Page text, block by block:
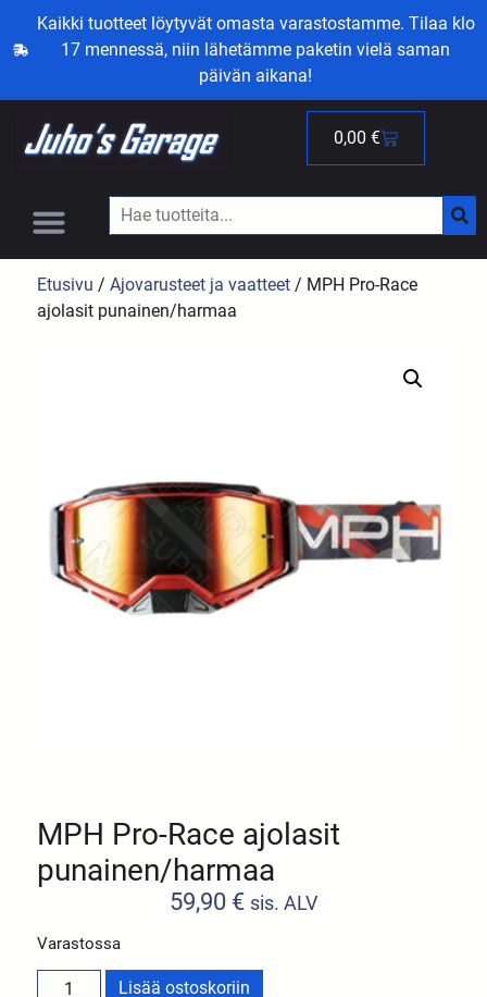
Kaikki tuotteet löytyvät omasta varastostamme. Tilaa klo
17 mennessä, niin lähetämme paketin vielä saman
päivän aikana!
0,00 €
Etusivu /Ajovarusteet ja vaatteet / MPH Pro-Race
ajolasit punainen/harmaa
MPH Pro-Race ajolasit
punainen/harmaa
59,90 € sis. ALV
Varastossa
Lisää ostoskoriin